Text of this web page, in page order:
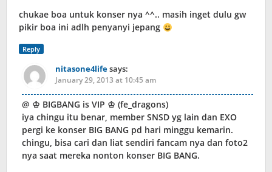
chukae boa untuk konser nya ^^.. masih inget dulu gw
pikir boa ini adlh penyanyi jepang
Reply
nitasone4lifesays:
January 29, 2013 at 10:45 am
@ ♔ BIGBANG is VIP ♔ (fe_dragons)
iya chingu itu benar, member SNSD yg lain dan EXO
pergi ke konser BIG BANG pd hari minggu kemarin.
chingu, bisa cari dan liat sendiri fancam nya dan foto2
nya saat mereka nonton konser BIG BANG.